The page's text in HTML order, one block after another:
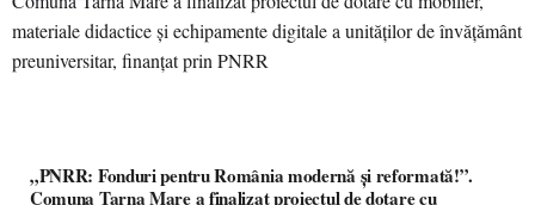
„PNRR: Fonduri pentru România modernă și reformată!”.
Comuna Tarna Mare a finalizat proiectul de dotare cu